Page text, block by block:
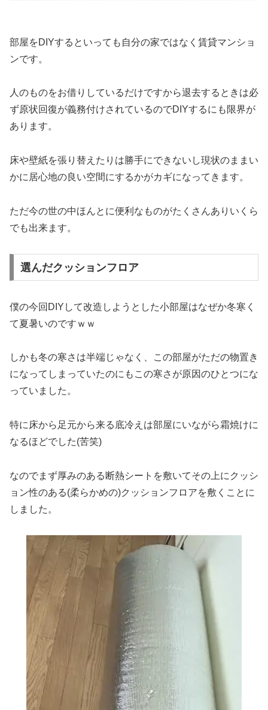
部屋をDIYするといっても自分の家ではなく賃貸マンショ
ンです。
人のものをお借りしているだけですから退去するときは必
ず原状回復が義務付けされているのでDIYするにも限界が
あります。
床や壁紙を張り替えたりは勝手にできないし現状のままい
かに居心地の良い空間にするかがカギになってきます。
ただ今の世の中ほんとに便利なものがたくさんありいくら
でも出来ます。
選んだクッションフロア
僕の今回DIYして改造しようとした小部屋はなぜか冬寒く
て夏暑いのですｗｗ
しかも冬の寒さは半端じゃなく、この部屋がただの物置き
になってしまっていたのにもこの寒さが原因のひとつにな
っていました。
特に床から足元から来る底冷えは部屋にいながら霜焼けに
なるほどでした(苦笑)
なのでまず厚みのある断熱シートを敷いてその上にクッシ
ョン性のある(柔らかめの)クッションフロアを敷くことに
しました。